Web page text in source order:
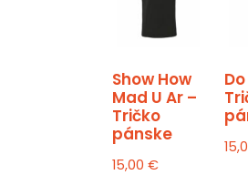
Show How
Mad U Ar –
Tričko
pánske
15,00€